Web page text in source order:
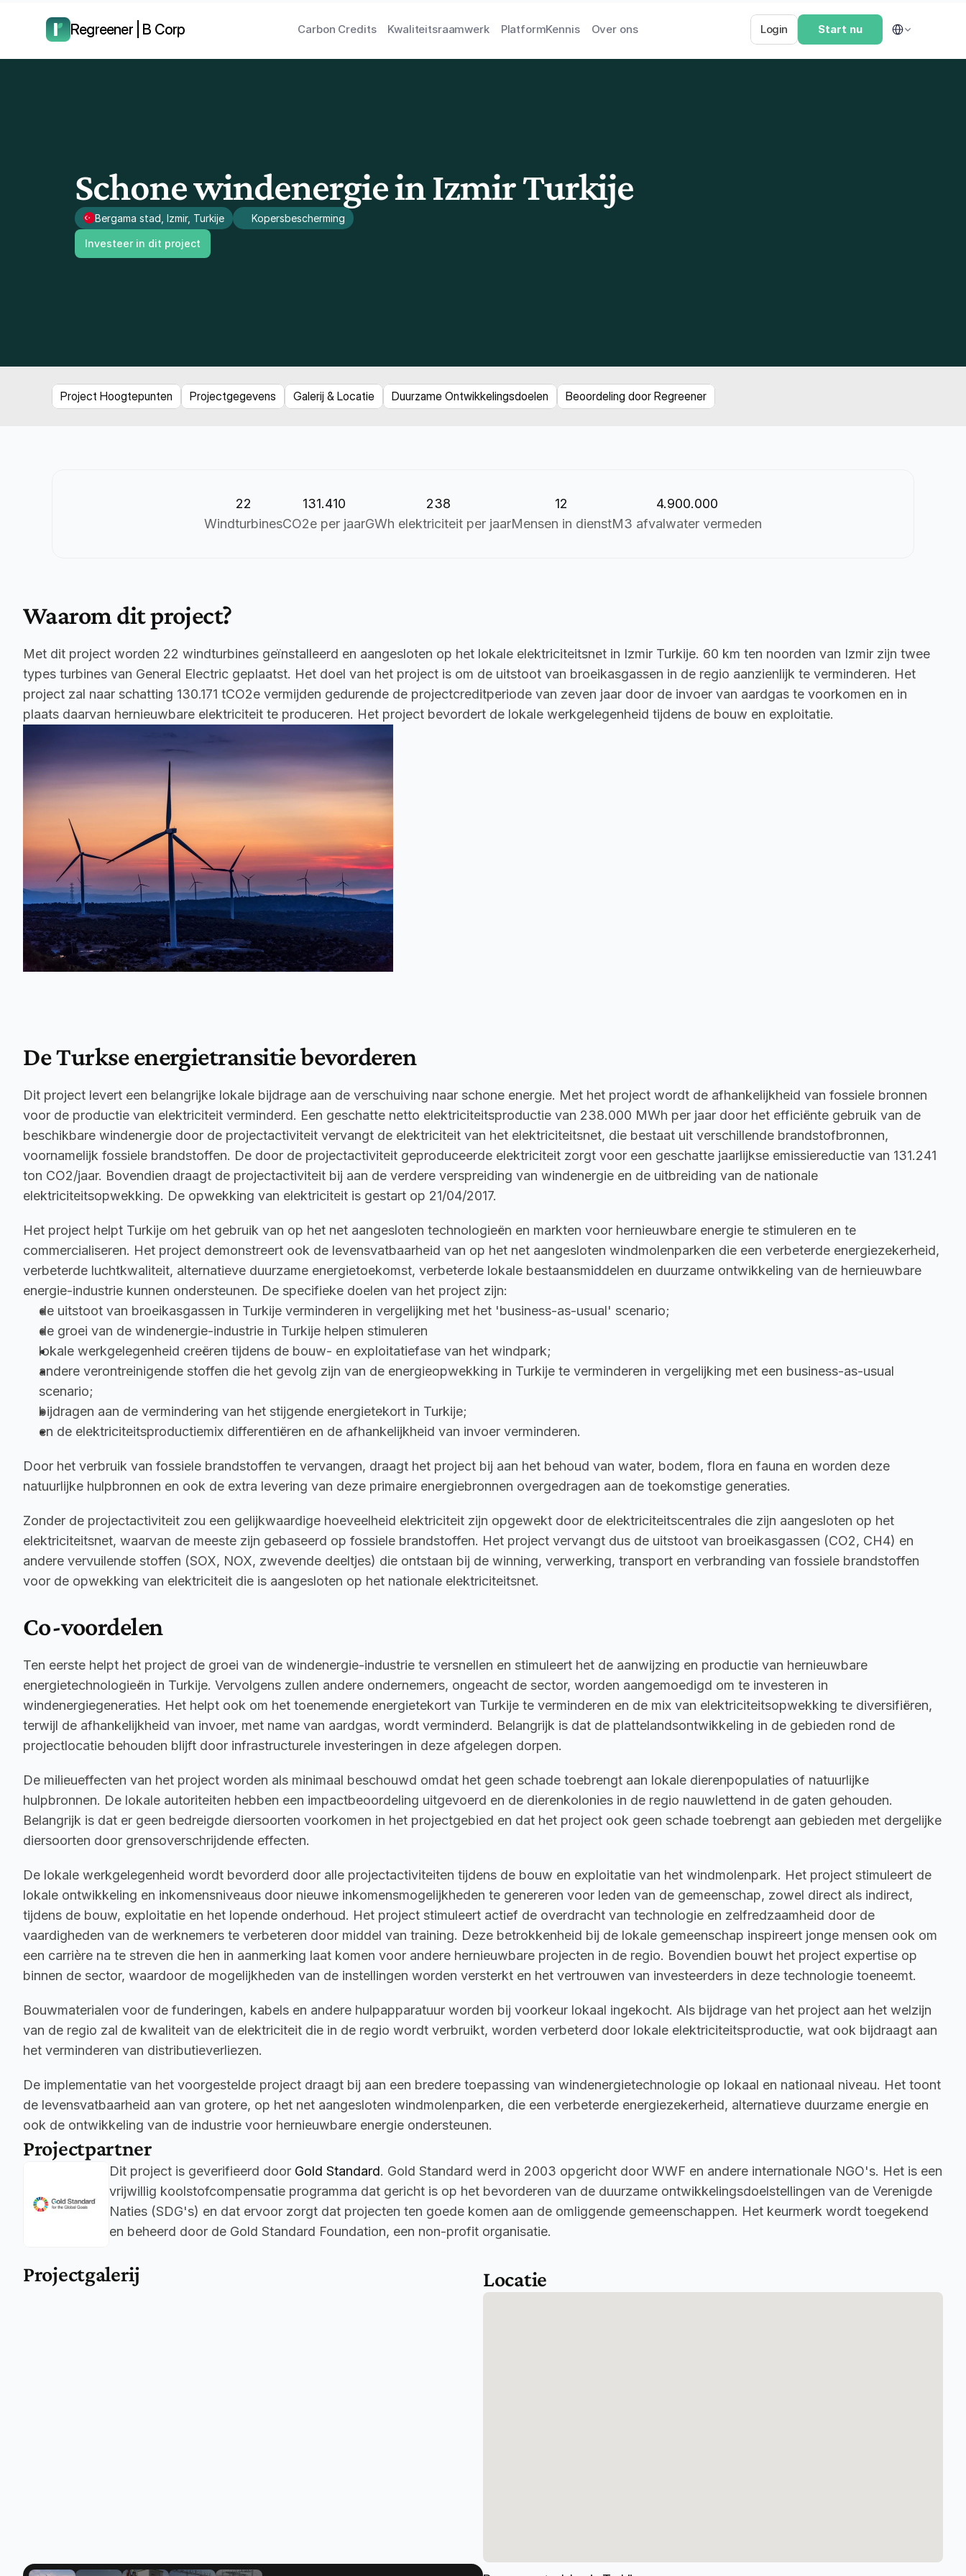
Regreener | B Corp Carbon Credits Kwaliteitsraamwerk PlatformKennis Over ons Login Start nu
Select Language
Schone windenergie in Izmir Turkije
Bergama stad, Izmir, Turkije Kopersbescherming
Investeer in dit project
Project Hoogtepunten Projectgegevens Galerij & Locatie Duurzame Ontwikkelingsdoelen Beoordeling door Regreener
22
Windturbines
131.410
CO2e per jaar
238
GWh elektriciteit per jaar
12
Mensen in dienst
4.900.000
M3 afvalwater vermeden
Waarom dit project?
Met dit project worden 22 windturbines geïnstalleerd en aangesloten op het lokale elektriciteitsnet in Izmir Turkije. 60 km ten noorden van Izmir zijn twee
types turbines van General Electric geplaatst. Het doel van het project is om de uitstoot van broeikasgassen in de regio aanzienlijk te verminderen. Het
project zal naar schatting 130.171 tCO2e vermijden gedurende de projectcreditperiode van zeven jaar door de invoer van aardgas te voorkomen en in
plaats daarvan hernieuwbare elektriciteit te produceren. Het project bevordert de lokale werkgelegenheid tijdens de bouw en exploitatie.
De Turkse energietransitie bevorderen
Dit project levert een belangrijke lokale bijdrage aan de verschuiving naar schone energie. Met het project wordt de afhankelijkheid van fossiele bronnen
voor de productie van elektriciteit verminderd. Een geschatte netto elektriciteitsproductie van 238.000 MWh per jaar door het efficiënte gebruik van de
beschikbare windenergie door de projectactiviteit vervangt de elektriciteit van het elektriciteitsnet, die bestaat uit verschillende brandstofbronnen,
voornamelijk fossiele brandstoffen. De door de projectactiviteit geproduceerde elektriciteit zorgt voor een geschatte jaarlijkse emissiereductie van 131.241
ton CO2/jaar. Bovendien draagt de projectactiviteit bij aan de verdere verspreiding van windenergie en de uitbreiding van de nationale
elektriciteitsopwekking. De opwekking van elektriciteit is gestart op 21/04/2017.
Het project helpt Turkije om het gebruik van op het net aangesloten technologieën en markten voor hernieuwbare energie te stimuleren en te
commercialiseren. Het project demonstreert ook de levensvatbaarheid van op het net aangesloten windmolenparken die een verbeterde energiezekerheid,
verbeterde luchtkwaliteit, alternatieve duurzame energietoekomst, verbeterde lokale bestaansmiddelen en duurzame ontwikkeling van de hernieuwbare
energie-industrie kunnen ondersteunen. De specifieke doelen van het project zijn:
de uitstoot van broeikasgassen in Turkije verminderen in vergelijking met het 'business-as-usual' scenario;
de groei van de windenergie-industrie in Turkije helpen stimuleren
lokale werkgelegenheid creëren tijdens de bouw- en exploitatiefase van het windpark;
andere verontreinigende stoffen die het gevolg zijn van de energieopwekking in Turkije te verminderen in vergelijking met een business-as-usual
scenario;
bijdragen aan de vermindering van het stijgende energietekort in Turkije;
en de elektriciteitsproductiemix differentiëren en de afhankelijkheid van invoer verminderen.
Door het verbruik van fossiele brandstoffen te vervangen, draagt het project bij aan het behoud van water, bodem, flora en fauna en worden deze
natuurlijke hulpbronnen en ook de extra levering van deze primaire energiebronnen overgedragen aan de toekomstige generaties.
Zonder de projectactiviteit zou een gelijkwaardige hoeveelheid elektriciteit zijn opgewekt door de elektriciteitscentrales die zijn aangesloten op het
elektriciteitsnet, waarvan de meeste zijn gebaseerd op fossiele brandstoffen. Het project vervangt dus de uitstoot van broeikasgassen (CO2, CH4) en
andere vervuilende stoffen (SOX, NOX, zwevende deeltjes) die ontstaan bij de winning, verwerking, transport en verbranding van fossiele brandstoffen
voor de opwekking van elektriciteit die is aangesloten op het nationale elektriciteitsnet.
Co-voordelen
Ten eerste helpt het project de groei van de windenergie-industrie te versnellen en stimuleert het de aanwijzing en productie van hernieuwbare
energietechnologieën in Turkije. Vervolgens zullen andere ondernemers, ongeacht de sector, worden aangemoedigd om te investeren in
windenergiegeneraties. Het helpt ook om het toenemende energietekort van Turkije te verminderen en de mix van elektriciteitsopwekking te diversifiëren,
terwijl de afhankelijkheid van invoer, met name van aardgas, wordt verminderd. Belangrijk is dat de plattelandsontwikkeling in de gebieden rond de
projectlocatie behouden blijft door infrastructurele investeringen in deze afgelegen dorpen.
De milieueffecten van het project worden als minimaal beschouwd omdat het geen schade toebrengt aan lokale dierenpopulaties of natuurlijke
hulpbronnen. De lokale autoriteiten hebben een impactbeoordeling uitgevoerd en de dierenkolonies in de regio nauwlettend in de gaten gehouden.
Belangrijk is dat er geen bedreigde diersoorten voorkomen in het projectgebied en dat het project ook geen schade toebrengt aan gebieden met dergelijke
diersoorten door grensoverschrijdende effecten.
De lokale werkgelegenheid wordt bevorderd door alle projectactiviteiten tijdens de bouw en exploitatie van het windmolenpark. Het project stimuleert de
lokale ontwikkeling en inkomensniveaus door nieuwe inkomensmogelijkheden te genereren voor leden van de gemeenschap, zowel direct als indirect,
tijdens de bouw, exploitatie en het lopende onderhoud. Het project stimuleert actief de overdracht van technologie en zelfredzaamheid door de
vaardigheden van de werknemers te verbeteren door middel van training. Deze betrokkenheid bij de lokale gemeenschap inspireert jonge mensen ook om
een carrière na te streven die hen in aanmerking laat komen voor andere hernieuwbare projecten in de regio. Bovendien bouwt het project expertise op
binnen de sector, waardoor de mogelijkheden van de instellingen worden versterkt en het vertrouwen van investeerders in deze technologie toeneemt.
Bouwmaterialen voor de funderingen, kabels en andere hulpapparatuur worden bij voorkeur lokaal ingekocht. Als bijdrage van het project aan het welzijn
van de regio zal de kwaliteit van de elektriciteit die in de regio wordt verbruikt, worden verbeterd door lokale elektriciteitsproductie, wat ook bijdraagt aan
het verminderen van distributieverliezen.
De implementatie van het voorgestelde project draagt bij aan een bredere toepassing van windenergietechnologie op lokaal en nationaal niveau. Het toont
de levensvatbaarheid aan van grotere, op het net aangesloten windmolenparken, die een verbeterde energiezekerheid, alternatieve duurzame energie en
ook de ontwikkeling van de industrie voor hernieuwbare energie ondersteunen.
Projectpartner
Dit project is geverifieerd door Gold Standard. Gold Standard werd in 2003 opgericht door WWF en andere internationale NGO's. Het is een
vrijwillig koolstofcompensatie programma dat gericht is op het bevorderen van de duurzame ontwikkelingsdoelstellingen van de Verenigde
Naties (SDG's) en dat ervoor zorgt dat projecten ten goede komen aan de omliggende gemeenschappen. Het keurmerk wordt toegekend
en beheerd door de Gold Standard Foundation, een non-profit organisatie.
Projectgalerij Locatie